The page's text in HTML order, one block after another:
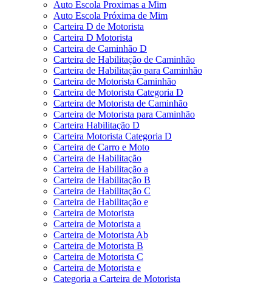
Auto Escola Proximas a Mim
Auto Escola Próxima de Mim
Carteira D de Motorista
Carteira D Motorista
Carteira de Caminhão D
Carteira de Habilitação de Caminhão
Carteira de Habilitação para Caminhão
Carteira de Motorista Caminhão
Carteira de Motorista Categoria D
Carteira de Motorista de Caminhão
Carteira de Motorista para Caminhão
Carteira Habilitação D
Carteira Motorista Categoria D
Carteira de Carro e Moto
Carteira de Habilitação
Carteira de Habilitação a
Carteira de Habilitação B
Carteira de Habilitação C
Carteira de Habilitação e
Carteira de Motorista
Carteira de Motorista a
Carteira de Motorista Ab
Carteira de Motorista B
Carteira de Motorista C
Carteira de Motorista e
Categoria a Carteira de Motorista